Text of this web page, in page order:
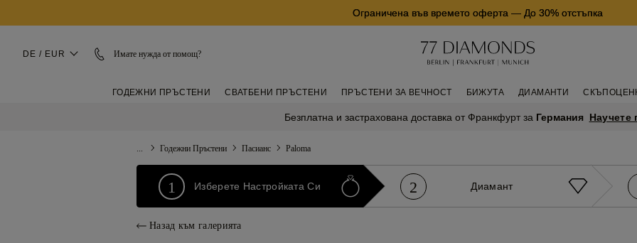
Ограничена във времето оферта — До 30% отстъпка
DE / EUR Имате нужда от помощ?
ГОДЕЖНИ ПРЪСТЕНИ СВАТБЕНИ ПРЪСТЕНИ ПРЪСТЕНИ ЗА ВЕЧНОСТ БИЖУТА ДИАМАНТИ
Безплатна и застрахована доставка от Франкфурт за Германия Научете
Годежни Пръстени Пасианс Paloma
1 Изберете Настройката Си 2 Диамант
Назад към галерията